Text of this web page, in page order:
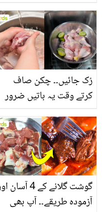
بنانے کے چند قدرتی
رُک جائیں۔۔ چکن صاف
کرتے وقت یہ باتیں ضرور
گوشت گلانے کے 4
آزمودہ طریقے۔۔ آپ بھی